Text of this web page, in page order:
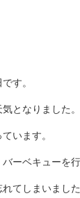
す。
となりました。
います。
ーベキューを行
てしまいまし